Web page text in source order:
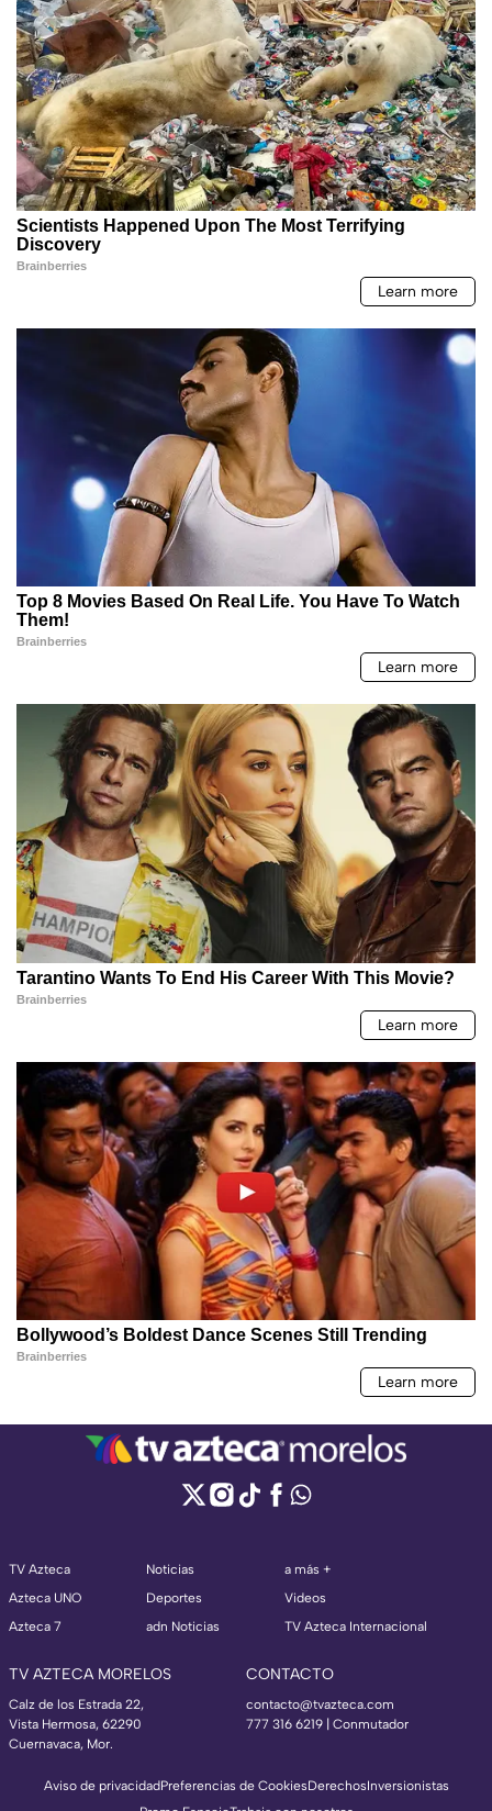
TV Azteca
Azteca UNO
Azteca 7
Noticias
Deportes
adn Noticias
a más +
Videos
TV Azteca Internacional
TV AZTECA MORELOS
Calz de los Estrada 22,
Vista Hermosa, 62290
Cuernavaca, Mor.
CONTACTO
contacto@tvazteca.com
777 316 6219 | Conmutador
Aviso de privacidadPreferencias de CookiesDerechosInversionistas